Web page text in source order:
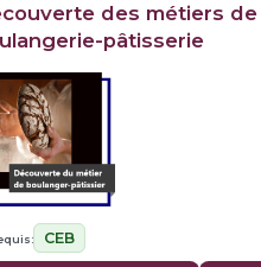
des métiers de
pâtisserie
CEB